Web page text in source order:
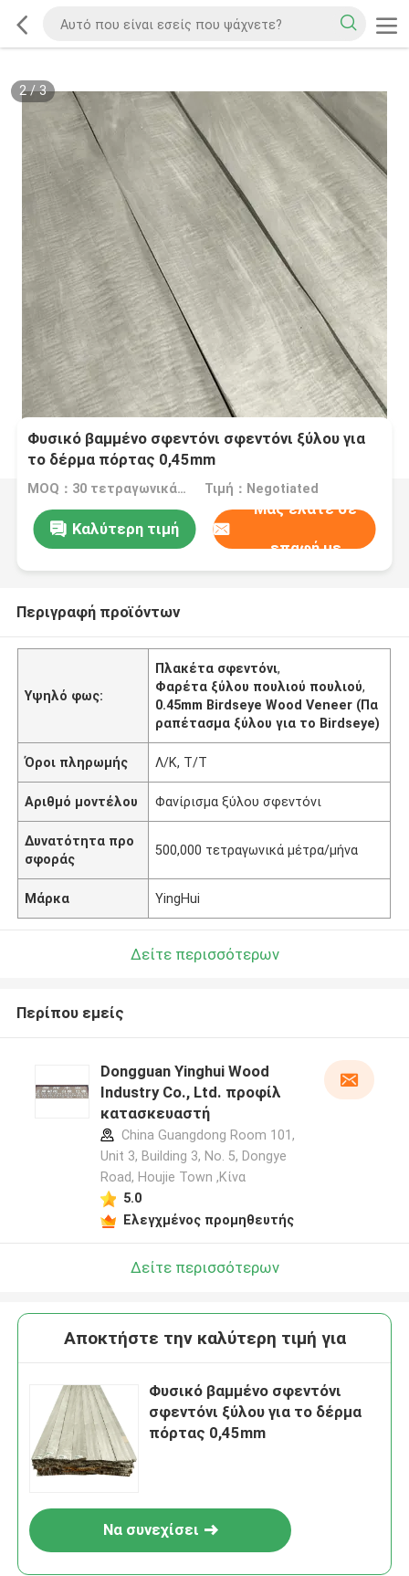
2/3
Φυσικό βαμμένο σφεντόνι σφεντόνι ξύλου για
το δέρμα πόρτας 0,45mm
MOQ：30 τετραγωνικά μέτρα Τιμή：Negotiated
Καλύτερη τιμή
Μας ελάτε σε
επαφή με
Περιγραφή προϊόντων
Υψηλό φως:
Πλακέτα σφεντόνι,
Φαρέτα ξύλου πουλιού πουλιού,
0.45mm Birdseye Wood Veneer (Πα
ραπέτασμα ξύλου για το Birdseye)
Όροι πληρωμής Λ/Κ, Τ/Τ
Αριθμό μοντέλου Φανίρισμα ξύλου σφεντόνι
Δυνατότητα προ
σφοράς
500,000 τετραγωνικά μέτρα/μήνα
Μάρκα YingHui
Δείτε περισσότερων
Περίπου εμείς
Dongguan Yinghui Wood
Industry Co., Ltd. προφίλ
κατασκευαστή
China Guangdong Room 101,
Unit 3, Building 3, No. 5, Dongye
Road, Houjie Town ,Κίνα
5.0
Ελεγχμένος προμηθευτής
Δείτε περισσότερων
Αποκτήστε την καλύτερη τιμή για
Φυσικό βαμμένο σφεντόνι
σφεντόνι ξύλου για το δέρμα
πόρτας 0,45mm
Να συνεχίσει